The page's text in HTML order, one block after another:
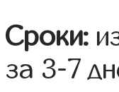
Сроки:
за 3-7